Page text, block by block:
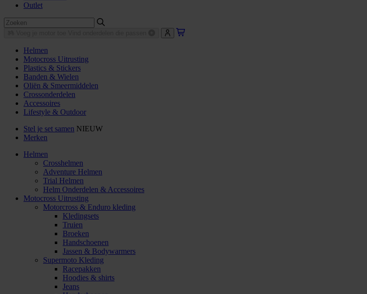
Outlet
Helmen
Motocross Uitrusting
Plastics & Stickers
Banden & Wielen
Oliën & Smeermiddelen
Crossonderdelen
Accessoires
Lifestyle & Outdoor
Stel je set samen NIEUW
Merken
Helmen
Crosshelmen
Adventure Helmen
Trial Helmen
Helm Onderdelen & Accessoires
Motocross Uitrusting
Motorcross & Enduro kleding
Kledingsets
Truien
Broeken
Handschoenen
Jassen & Bodywarmers
Supermoto Kleding
Racepakken
Hoodies & shirts
Jeans